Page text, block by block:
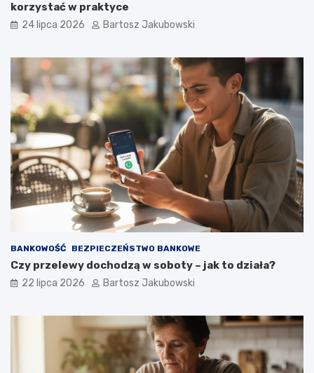
korzystać w praktyce
24 lipca 2026 Bartosz Jakubowski
BANKOWOŚĆ BEZPIECZEŃSTWO BANKOWE
Czy przelewy dochodzą w soboty – jak to działa?
22 lipca 2026 Bartosz Jakubowski